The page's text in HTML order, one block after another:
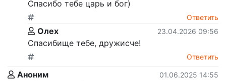
Спасибо тебе царь и бог)
Ответить
Олех 23.04.2026 09:56
Спасибище тебе, дружисче!
Ответить
Аноним 01.06.2025 14:55